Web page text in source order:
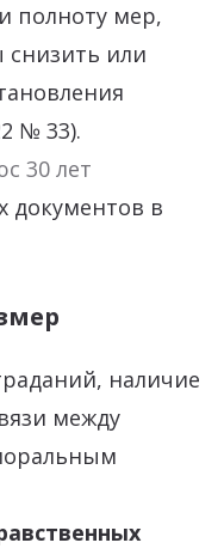
полноту мер,
или
№ 33).
30 лет
документов в
наличие
между